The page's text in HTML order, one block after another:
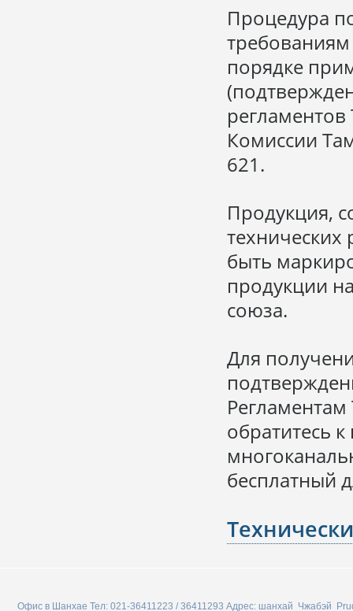
Процедура
порядке
Комиссии
621.
Продукция,
быть
продукции
союза.
Для
обратитесь
бесплатный
Офис в Шанхае Тел: 021-36411223 / 36411293 Адрес: шанхай Чжабэй